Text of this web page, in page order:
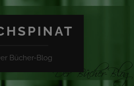
Bücher-Blog